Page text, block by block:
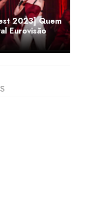
2023] Quem
Eurovisão